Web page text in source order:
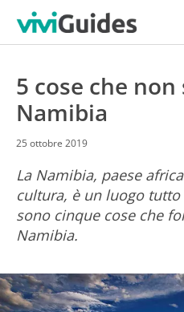
5 cose che
Namibia
25 ottobre 2019
La Namibia, paese
cultura, è un luogo
sono cinque cose che
Namibia.